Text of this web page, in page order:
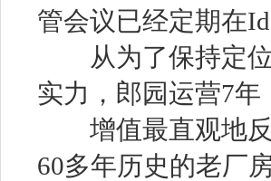
管会议已经定期在
从为了保持定位
实力，郎园运营7
增值最直观地反
60多年历史的老厂